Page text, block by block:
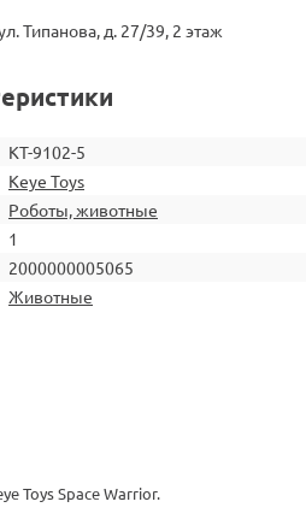
Типанова, д. 27/39, 2 этаж
KT-9102-5
Keye Toys
Роботы, животные
1
2000000005065
Животные
Toys Space Warrior.